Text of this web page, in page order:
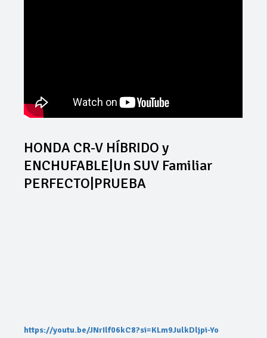
HONDA CR-V HÍBRIDO y
ENCHUFABLE|Un SUV Familiar
PERFECTO|PRUEBA
https://youtu.be/JNrIlf06kC8?si=KLm9JulkDljpi-Yo